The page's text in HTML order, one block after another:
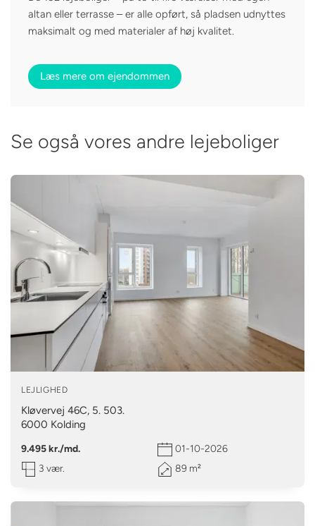
altan eller terrasse – er alle opført, så pladsen udnyttes
maksimalt og med materialer af høj kvalitet.
Læs mere om ejendommen
Se også vores andre lejeboliger
LEJLIGHED
Kløvervej 46C, 5. 503.
6000 Kolding
9.495 kr./md.
01-10-2026
3 vær.
89 m²